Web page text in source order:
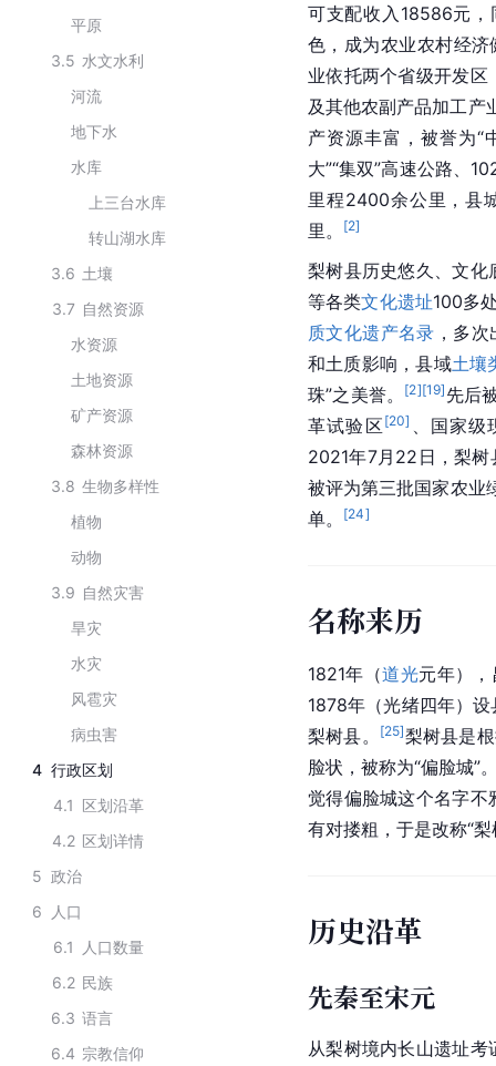
平原
3.5 水文水利
河流
地下水
水库
上三台水库
转山湖水库
3.6 土壤
3.7 自然资源
水资源
土地资源
矿产资源
森林资源
3.8 生物多样性
植物
动物
3.9 自然灾害
旱灾
水灾
风雹灾
病虫害
4 行政区划
4.1 区划沿革
4.2 区划详情
5 政治
6
人口
6.1
人口数量
6.2 民族
6.3 语言
6.4 宗教信仰
可支配收入18586元
色，成为农业农村经
业依托两个省级开发
及其他农副产品加工产
产资源丰富，被誉为“
大”“集双”高速公路、
里程2400余公里，县
里。
[2]
梨树县历史悠久、文
等各类文化遗址100多
质文化遗产名录 ，多
和土质影响，县域土壤
珠”之美誉。
[2][19] 先后
革试验区 [20]
、国家
2021年7月22日，梨
被评为第三批国家农业
单。
[24]
名称来历
1821年（道光元年）
1878年（光绪四年）
梨树县。
[25]梨树县是
脸状，被称为“偏脸城”
觉得偏脸城这个名字不
有对搂粗，于是改称“
历史沿革
先秦至宋元
从梨树境内长山遗址考